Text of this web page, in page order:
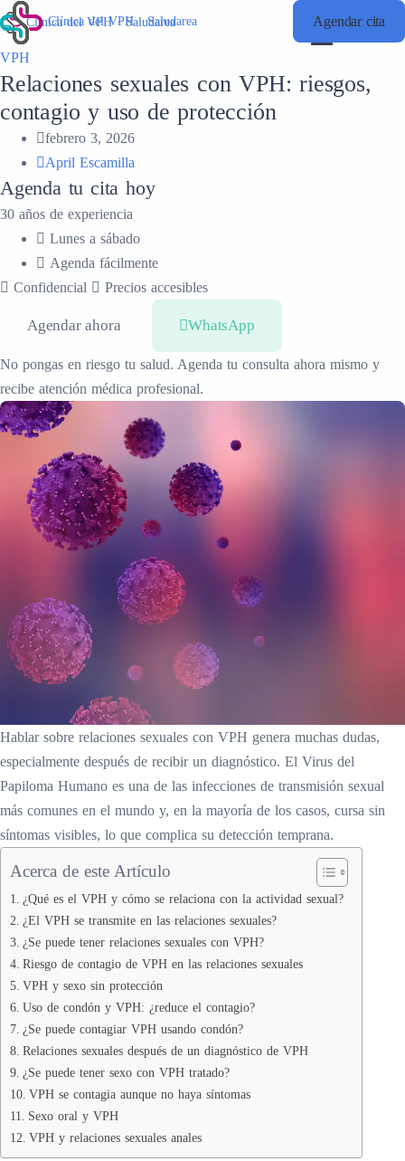
Clínica del VPH · Saludarea Agendar cita
Clínica del VPH · Saludarea Agendar cita
VPH
Relaciones sexuales con VPH: riesgos,
contagio y uso de protección
febrero 3, 2026
April Escamilla
Agenda tu cita hoy
30 años de experiencia
Lunes a sábado
Agenda fácilmente
Confidencial
Precios accesibles
Agendar ahora WhatsApp
No pongas en riesgo tu salud. Agenda tu consulta ahora mismo y
recibe atención médica profesional.
Hablar sobre relaciones sexuales con VPH genera muchas dudas,
especialmente después de recibir un diagnóstico. El Virus del
Papiloma Humano es una de las infecciones de transmisión sexual
más comunes en el mundo y, en la mayoría de los casos, cursa sin
síntomas visibles, lo que complica su detección temprana.
Acerca de este Artículo
¿Qué es el VPH y cómo se relaciona con la actividad sexual?
¿El VPH se transmite en las relaciones sexuales?
¿Se puede tener relaciones sexuales con VPH?
Riesgo de contagio de VPH en las relaciones sexuales
VPH y sexo sin protección
Uso de condón y VPH: ¿reduce el contagio?
¿Se puede contagiar VPH usando condón?
Relaciones sexuales después de un diagnóstico de VPH
¿Se puede tener sexo con VPH tratado?
VPH se contagia aunque no haya síntomas
Sexo oral y VPH
VPH y relaciones sexuales anales